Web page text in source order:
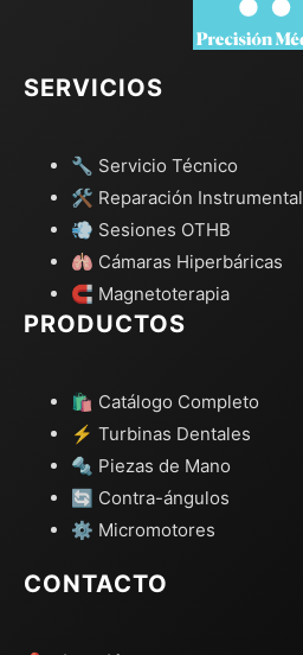
SERVICIOS
🔧 Servicio Técnico
🛠️ Reparación Instrumental
💨 Sesiones OTHB
🫁 Cámaras Hiperbáricas
🧲 Magnetoterapia
PRODUCTOS
🛍️ Catálogo Completo
⚡ Turbinas Dentales
🔩 Piezas de Mano
🔄 Contra-ángulos
⚙️ Micromotores
CONTACTO